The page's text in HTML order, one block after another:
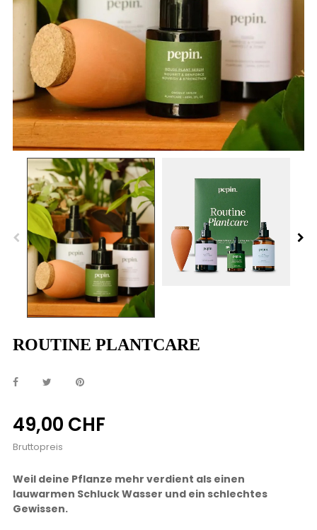
ROUTINE PLANTCARE
49,00 CHF
Bruttopreis
Weil deine Pflanze mehr verdient als einen
lauwarmen Schluck Wasser und ein schlechtes
Gewissen.